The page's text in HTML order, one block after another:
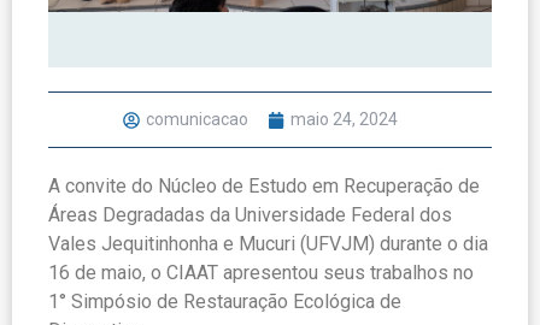
comunicacao maio 24, 2024
A convite do Núcleo de Estudo em Recuperação de
Áreas Degradadas da Universidade Federal dos
Vales Jequitinhonha e Mucuri (UFVJM) durante o dia
16 de maio, o CIAAT apresentou seus trabalhos no
1° Simpósio de Restauração Ecológica de